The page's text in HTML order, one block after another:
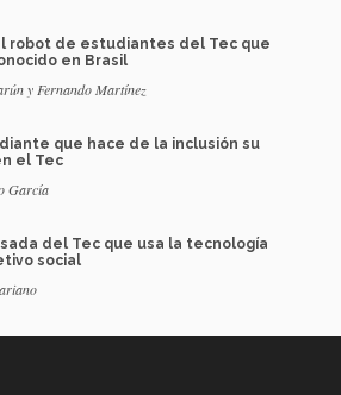
robot de estudiantes del Tec que
en Brasil
y Fernando Martínez
que hace de la inclusión su
el Tec
García
del Tec que usa la tecnología
social